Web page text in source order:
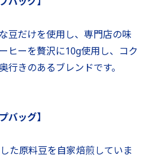
豆だけを使用し、専門店の味
ヒーを贅沢に10g使用し、コク
行きのあるブレンドです。
バッグ】
た原料豆を自家焙煎していま